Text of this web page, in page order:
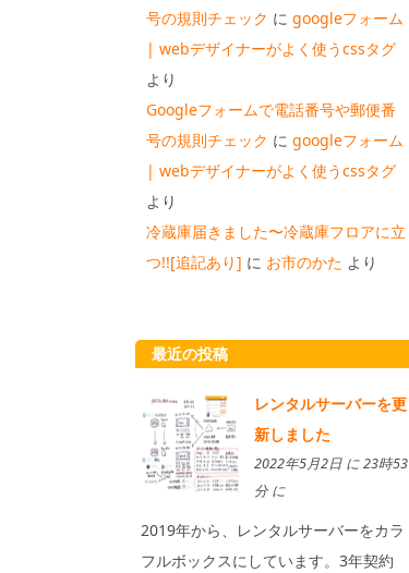
号の規則チェック に googleフォーム
| webデザイナーがよく使うcssタグ
より
Googleフォームで電話番号や郵便番
号の規則チェック に googleフォーム
| webデザイナーがよく使うcssタグ
より
冷蔵庫届きました〜冷蔵庫フロアに立
つ!![追記あり] に お市のかた より
最近の投稿
レンタルサーバーを更
新しました
2022年5月2日 に 23時53
分 に
2019年から、レンタルサーバーをカラ
フルボックスにしています。3年契約